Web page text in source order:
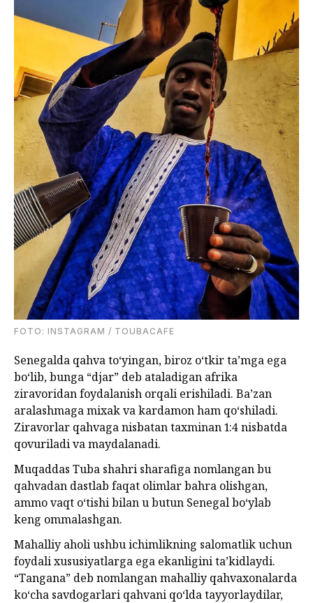
FOTO: INSTAGRAM / TOUBACAFE
Senegalda qahva to‘yingan, biroz o‘tkir ta’mga ega
bo‘lib, bunga “djar” deb ataladigan afrika
ziravoridan foydalanish orqali erishiladi. Ba’zan
aralashmaga mixak va kardamon ham qo‘shiladi.
Ziravorlar qahvaga nisbatan taxminan 1:4 nisbatda
qovuriladi va maydalanadi.
Muqaddas Tuba shahri sharafiga nomlangan bu
qahvadan dastlab faqat olimlar bahra olishgan,
ammo vaqt o‘tishi bilan u butun Senegal bo‘ylab
keng ommalashgan.
Mahalliy aholi ushbu ichimlikning salomatlik uchun
foydali xususiyatlarga ega ekanligini ta’kidlaydi.
“Tangana” deb nomlangan mahalliy qahvaxonalarda
ko‘cha savdogarlari qahvani qo‘lda tayyorlaydilar,